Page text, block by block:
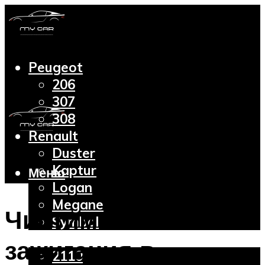
Peugeot
206
307
308
Renault
Duster
Kaptur
Logan
Megane
Symbol
2110
Меню
Чистим свечи
зажигания в